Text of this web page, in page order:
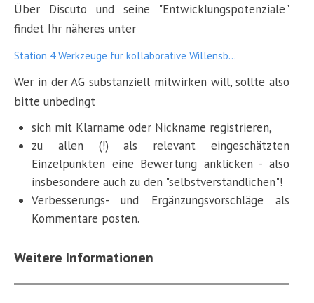
Über Discuto und seine "Entwicklungspotenziale"
findet Ihr näheres unter
Station 4 Werkzeuge für kollaborative Willensb...
Wer in der AG substanziell mitwirken will, sollte also
bitte unbedingt
sich mit Klarname oder Nickname registrieren,
zu allen (!) als relevant eingeschätzten
Einzelpunkten eine Bewertung anklicken - also
insbesondere auch zu den "selbstverständlichen"!
Verbesserungs- und Ergänzungsvorschläge als
Kommentare posten.
Weitere Informationen